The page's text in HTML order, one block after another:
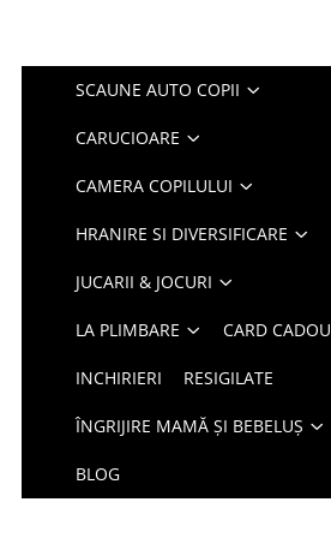
SCAUNE AUTO COPII
CARUCIOARE
CAMERA COPILULUI
HRANIRE SI DIVERSIFICARE
JUCARII & JOCURI
LA PLIMBARE CARD CADOU
INCHIRIERI RESIGILATE
ÎNGRIJIRE MAMĂ ȘI BEBELUȘ
BLOG